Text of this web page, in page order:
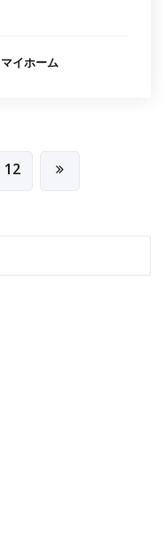
マイホーム
12